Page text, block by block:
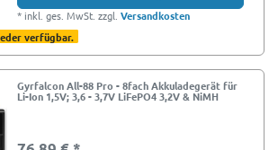
* inkl. ges. MwSt. zzgl.Versandkosten
verfügbar.
Gyrfalcon All-88 Pro - 8fach Akkuladegerät für
Li-Ion 1,5V; 3,6 - 3,7V LiFePO4 3,2V & NiMH